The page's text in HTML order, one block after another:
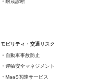
耐震診断
モビリティ・交通リスク
自動車事故防止
運輸安全マネジメント
MaaS関連サービス